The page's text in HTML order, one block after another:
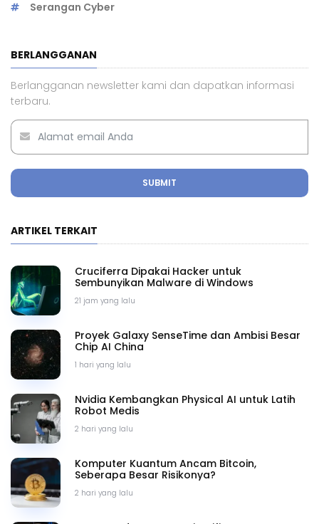
Serangan Cyber
BERLANGGANAN
Berlangganan newsletter kami dan dapatkan informasi
terbaru.
SUBMIT
ARTIKEL TERKAIT
21 jam yang lalu
Cruciferra Dipakai Hacker untuk
Sembunyikan Malware di Windows
1 hari yang lalu
Proyek Galaxy SenseTime dan Ambisi Besar
Chip AI China
2 hari yang lalu
Nvidia Kembangkan Physical AI untuk Latih
Robot Medis
2 hari yang lalu
Komputer Kuantum Ancam Bitcoin,
Seberapa Besar Risikonya?